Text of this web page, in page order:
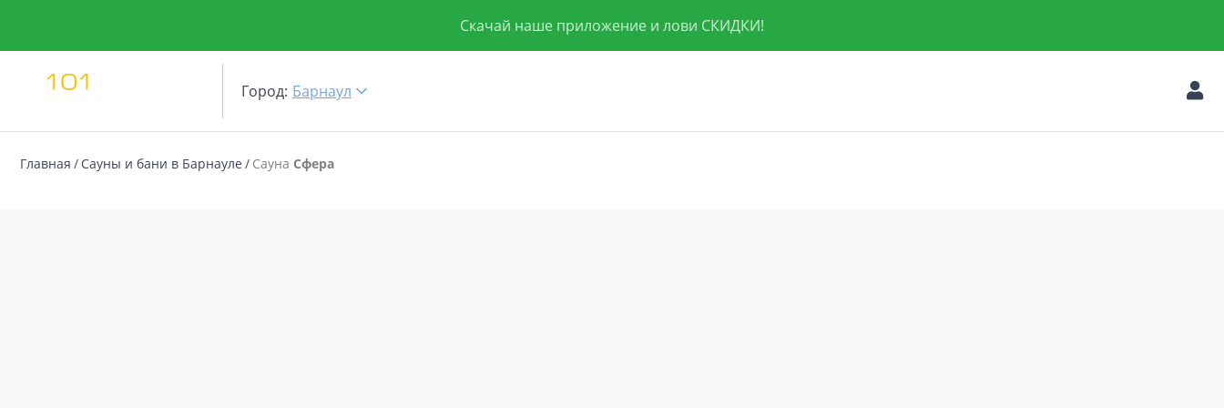
Скачай наше приложение и лови СКИДКИ!
Город: Барнаул
Главная Сауны и бани в Барнауле Сауна Сфера